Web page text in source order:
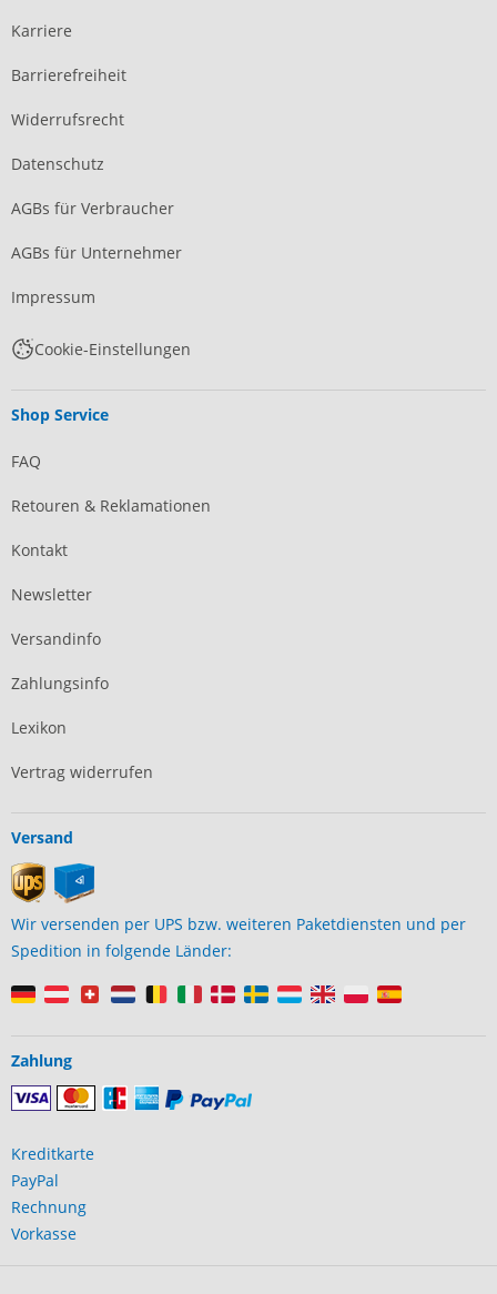
Karriere
Barrierefreiheit
Widerrufsrecht
Datenschutz
AGBs für Verbraucher
AGBs für Unternehmer
Impressum
Cookie-Einstellungen
Shop Service
FAQ
Retouren & Reklamationen
Kontakt
Newsletter
Versandinfo
Zahlungsinfo
Lexikon
Vertrag widerrufen
Versand
Wir versenden per UPS bzw. weiteren Paketdiensten und per
Spedition in folgende Länder:
Zahlung
Kreditkarte
PayPal
Rechnung
Vorkasse